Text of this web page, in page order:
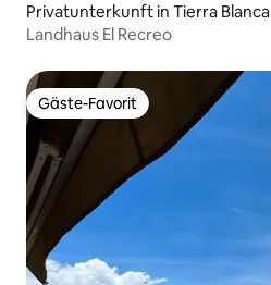
Privatunterkunft in Tierra Blanca
Landhaus El Recreo
Gäste-Favorit
Gäste-Favorit